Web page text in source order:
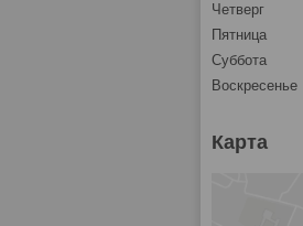
Четверг
Пятница
Суббота
Воскресенье
Карта